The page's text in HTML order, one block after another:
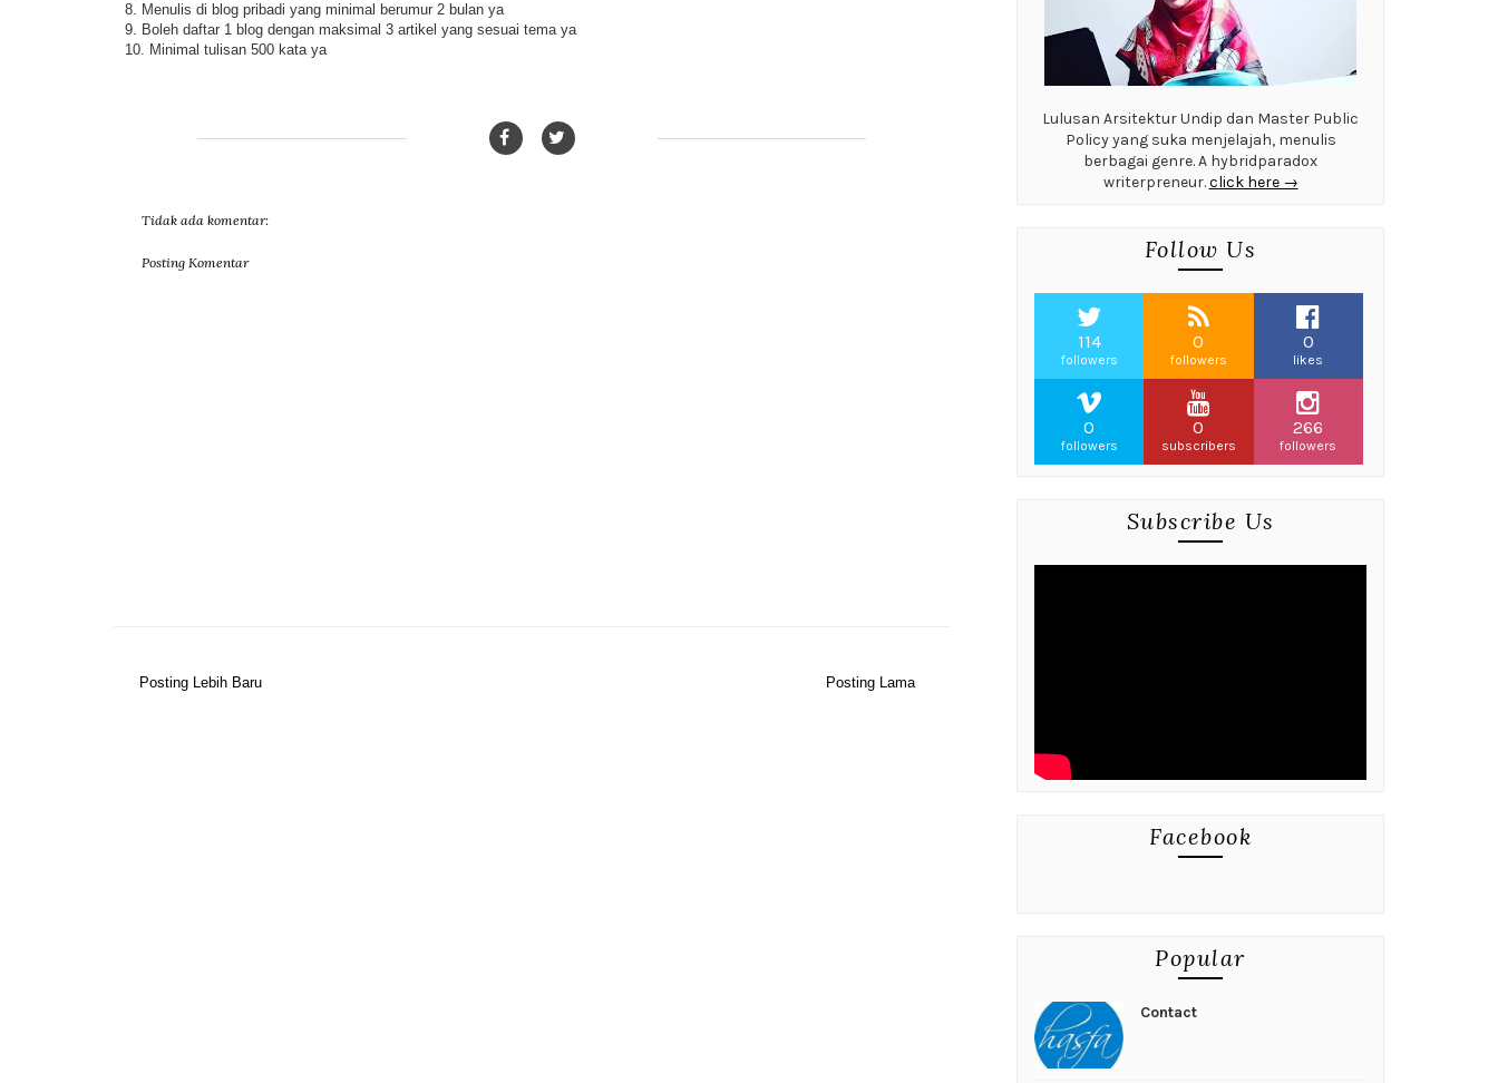
8. Menulis di blog pribadi yang minimal berumur 2 bulan ya
9. Boleh daftar 1 blog dengan maksimal 3 artikel yang sesuai tema ya
10. Minimal tulisan 500 kata ya
Tidak ada komentar:
Posting Komentar
Posting Lebih Baru Posting Lama
Lulusan Arsitektur Undip dan Master Public
Policy yang suka menjelajah, menulis
berbagai genre. A hybridparadox
writerpreneur.click here →
Follow Us
114
followers
0
followers
0
likes
0
followers
0
subscribers
266
followers
Subscribe Us
Facebook
Popular
Contact